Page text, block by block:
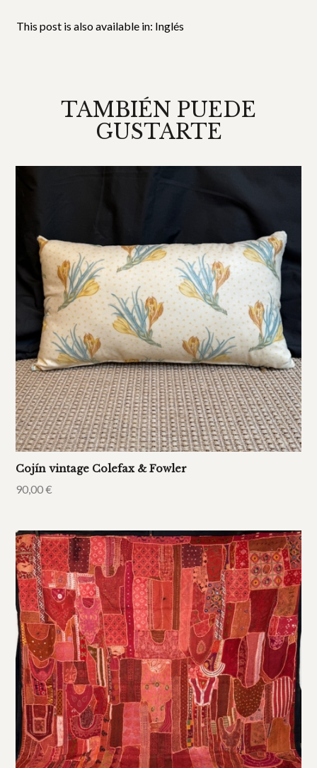
This post is also available in: Inglés
TAMBIÉN PUEDE
GUSTARTE
Cojín vintage Colefax & Fowler
90,00€